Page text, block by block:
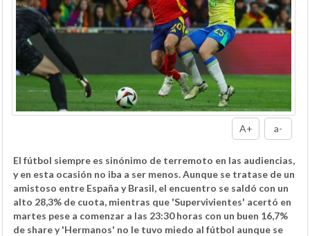
A+ a-
El fútbol siempre es sinónimo de terremoto en las audiencias,
y en esta ocasión no iba a ser menos. Aunque se tratase de un
amistoso entre España y Brasil, el encuentro se saldó con un
alto 28,3% de cuota, mientras que 'Supervivientes' acertó en
martes pese a comenzar a las 23:30 horas con un buen 16,7%
de share y 'Hermanos' no le tuvo miedo al fútbol aunque se